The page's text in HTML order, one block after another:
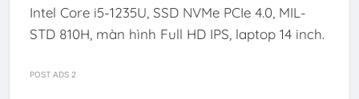
Intel Core i5-1235U, SSD NVMe PCIe 4.0, MIL-
STD 810H, màn hình Full HD IPS, laptop 14 inch.
POST ADS 2